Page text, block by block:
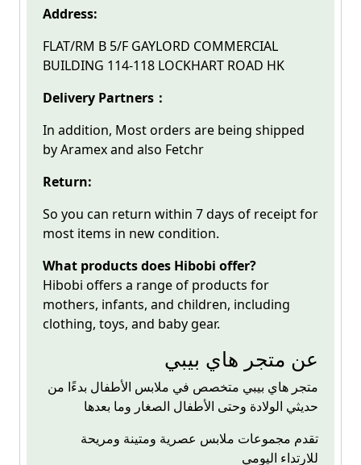
Address:
FLAT/RM B 5/F GAYLORD COMMERCIAL
BUILDING 114-118 LOCKHART ROAD HK
Delivery Partners：
In addition, Most orders are being shipped
by Aramex and also Fetchr
Return:
So you can return within 7 days of receipt for
most items in new condition.
What products does Hibobi offer?
Hibobi offers a range of products for
mothers, infants, and children, including
clothing, toys, and baby gear.
عن متجر هاي بيبي
متجر هاي بيبي متخصص في ملابس الأطفال بدءًا من
حديثي الولادة وحتى الأطفال الصغار وما بعدها
تقدم مجموعات ملابس عصرية ومتينة ومريحة
للارتداء اليومي